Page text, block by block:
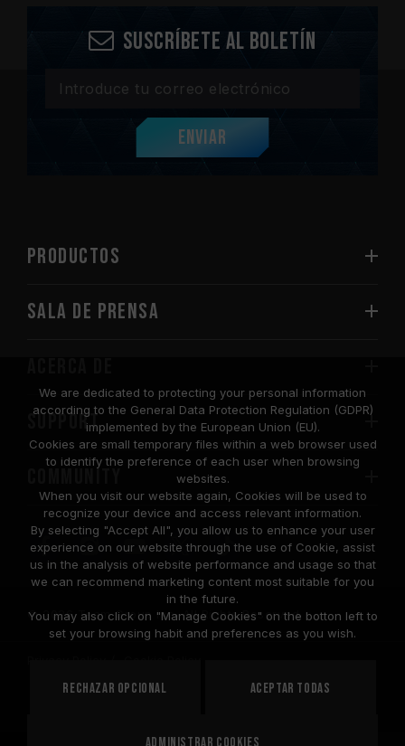
Suscríbete al boletín
Enviar
PRODUCTOS
Sala de prensa
SUPPORT
COMMUNITY
© 2026 Team Group Inc. All Rights Reserved.
United
We are dedicated to protecting your personal information
according to the General Data Protection Regulation (GDPR)
implemented by the European Union (EU).
Cookies are small temporary files within a web browser used
to identify the preference of each user when browsing
websites.
When you visit our website again, Cookies will be used to
recognize your device and access relevant information.
By selecting "Accept All", you allow us to enhance your user
experience on our website through the use of Cookie, assist
us in the analysis of website performance and usage so that
we can recommend marketing content most suitable for you
in the future.
You may also click on "Manage Cookies" on the botton left to
set your browsing habit and preferences as you wish.
Rechazar opcional Aceptar todas